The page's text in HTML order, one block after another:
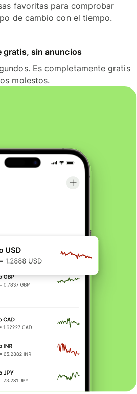
favoritas para comprobar
de cambio con el tiempo.
gratis, sin anuncios
Es completamente gratis
molestos.